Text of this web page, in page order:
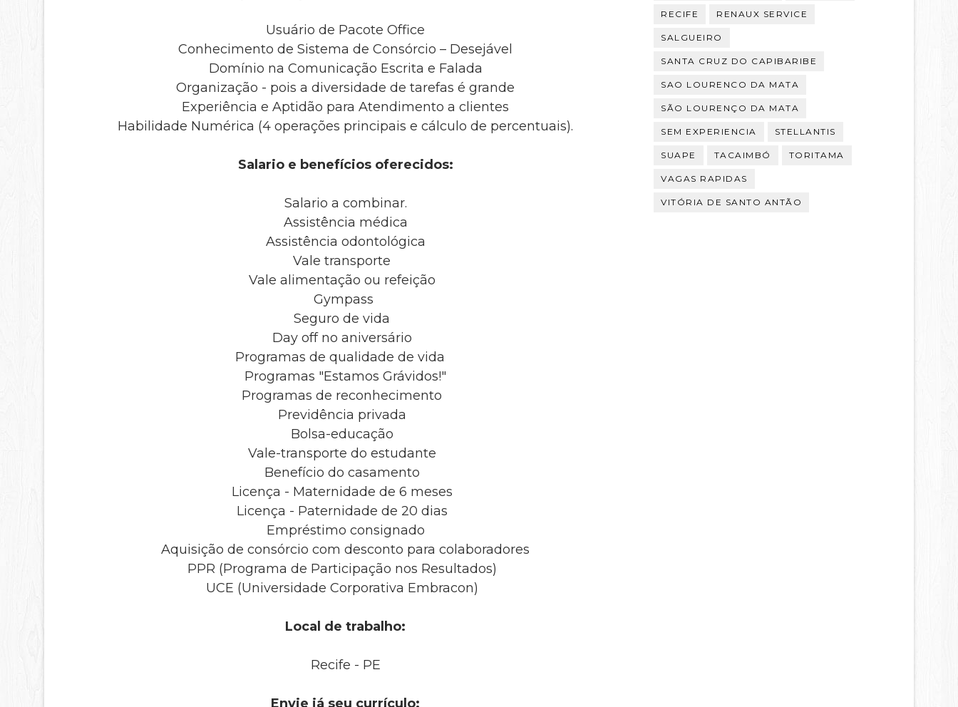
Usuário de Pacote Office
Conhecimento de Sistema de Consórcio – Desejável
Domínio na Comunicação Escrita e Falada
Organização - pois a diversidade de tarefas é grande
Experiência e Aptidão para Atendimento a clientes
Habilidade Numérica (4 operações principais e cálculo de percentuais).
Salario e benefícios oferecidos:
Salario a combinar.
Assistência médica
Assistência odontológica
Vale transporte
Vale alimentação ou refeição
Gympass
Seguro de vida
Day off no aniversário
Programas de qualidade de vida
Programas "Estamos Grávidos!"
Programas de reconhecimento
Previdência privada
Bolsa-educação
Vale-transporte do estudante
Benefício do casamento
Licença - Maternidade de 6 meses
Licença - Paternidade de 20 dias
Empréstimo consignado
Aquisição de consórcio com desconto para colaboradores
PPR (Programa de Participação nos Resultados)
UCE (Universidade Corporativa Embracon)
Local de trabalho:
Recife - PE
Envie já seu currículo:
RECIFE RENAUX SERVICE
SALGUEIRO
SANTA CRUZ DO CAPIBARIBE
SAO LOURENCO DA MATA
SÃO LOURENÇO DA MATA
SEM EXPERIENCIA STELLANTIS
SUAPE TACAIMBÓ TORITAMA
VAGAS RAPIDAS
VITÓRIA DE SANTO ANTÃO